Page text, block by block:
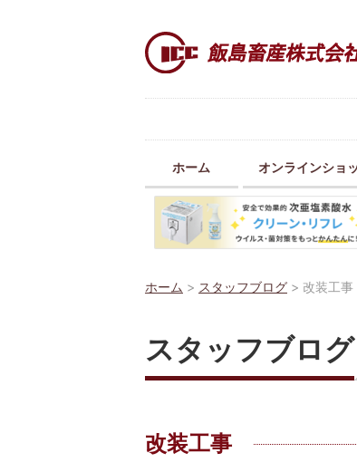
ホーム オンラインショ
ホーム > スタッフブログ > 改装工事
スタッフブログ
改装工事